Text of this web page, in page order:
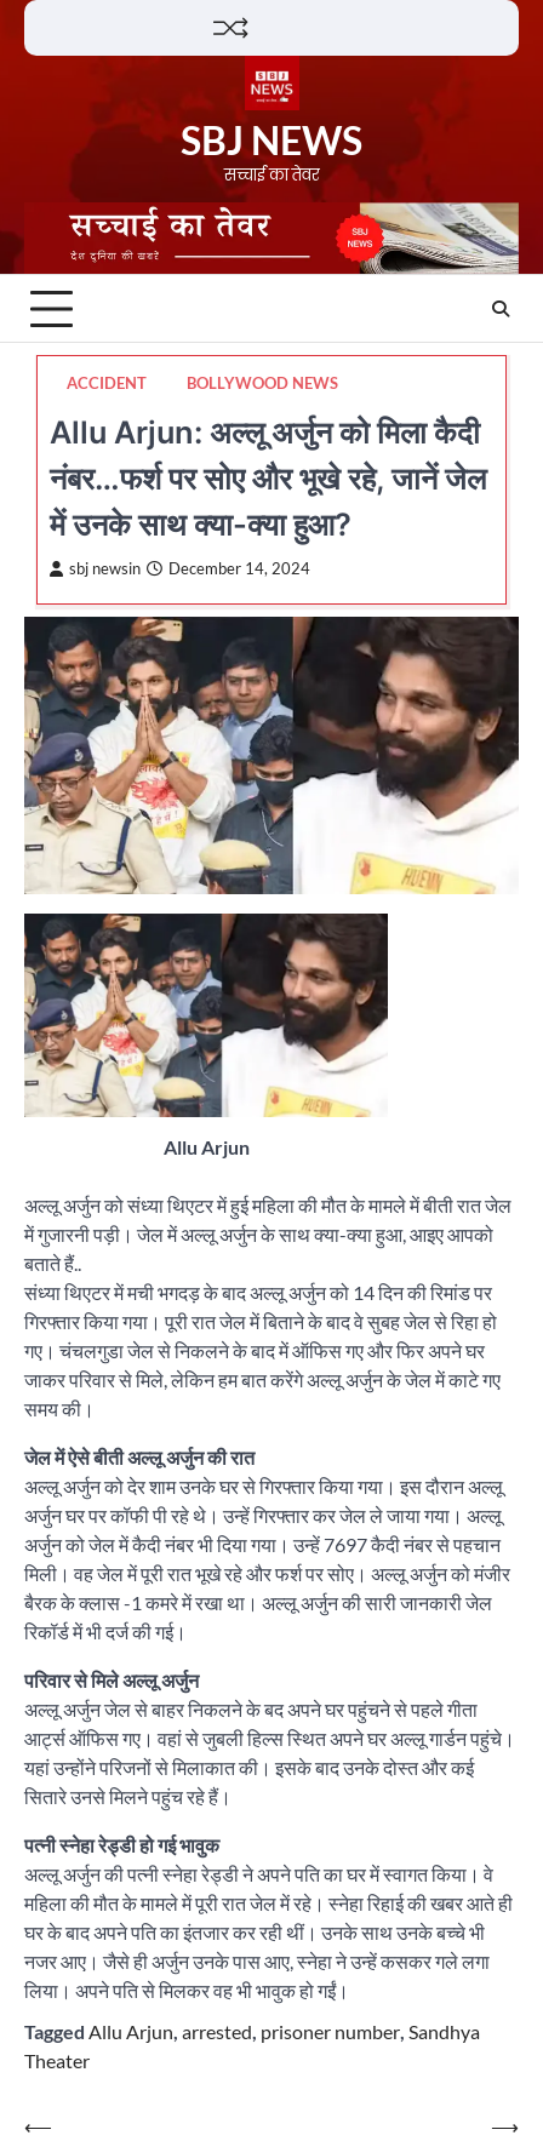
Skip
SBJ NEWS
सच्चाई का तेवर
ACCIDENT BOLLYWOOD NEWS
Allu Arjun: अल्लू अर्जुन को मिला कैदी
नंबर…फर्श पर सोए और भूखे रहे, जानें जेल
में उनके साथ क्या-क्या हुआ?
sbj newsin December 14, 2024
Allu Arjun
अल्लू अर्जुन को संध्या थिएटर में हुई महिला की मौत के मामले में बीती रात जेल
में गुजारनी पड़ी। जेल में अल्लू अर्जुन के साथ क्या-क्या हुआ, आइए आपको
बताते हैं..
संध्या थिएटर में मची भगदड़ के बाद अल्लू अर्जुन को 14 दिन की रिमांड पर
गिरफ्तार किया गया। पूरी रात जेल में बिताने के बाद वे सुबह जेल से रिहा हो
गए। चंचलगुडा जेल से निकलने के बाद में ऑफिस गए और फिर अपने घर
जाकर परिवार से मिले, लेकिन हम बात करेंगे अल्लू अर्जुन के जेल में काटे गए
समय की।
जेल में ऐसे बीती अल्लू अर्जुन की रात
अल्लू अर्जुन को देर शाम उनके घर से गिरफ्तार किया गया। इस दौरान अल्लू
अर्जुन घर पर कॉफी पी रहे थे। उन्हें गिरफ्तार कर जेल ले जाया गया। अल्लू
अर्जुन को जेल में कैदी नंबर भी दिया गया। उन्हें 7697 कैदी नंबर से पहचान
मिली। वह जेल में पूरी रात भूखे रहे और फर्श पर सोए। अल्लू अर्जुन को मंजीर
बैरक के क्लास -1 कमरे में रखा था। अल्लू अर्जुन की सारी जानकारी जेल
रिकॉर्ड में भी दर्ज की गई।
परिवार से मिले अल्लू अर्जुन
अल्लू अर्जुन जेल से बाहर निकलने के बद अपने घर पहुंचने से पहले गीता
आर्ट्स ऑफिस गए। वहां से जुबली हिल्स स्थित अपने घर अल्लू गार्डन पहुंचे।
यहां उन्होंने परिजनों से मिलाकात की। इसके बाद उनके दोस्त और कई
सितारे उनसे मिलने पहुंच रहे हैं।
पत्नी स्नेहा रेड्डी हो गई भावुक
अल्लू अर्जुन की पत्नी स्नेहा रेड्डी ने अपने पति का घर में स्वागत किया। वे
महिला की मौत के मामले में पूरी रात जेल में रहे। स्नेहा रिहाई की खबर आते ही
घर के बाद अपने पति का इंतजार कर रही थीं। उनके साथ उनके बच्चे भी
नजर आए। जैसे ही अर्जुन उनके पास आए, स्नेहा ने उन्हें कसकर गले लगा
लिया। अपने पति से मिलकर वह भी भावुक हो गईं।
Tagged Allu Arjun arrested prisoner number Sandhya
Theater
Post
⟵
⟶